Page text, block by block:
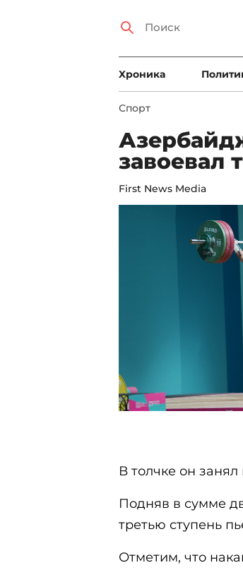
Xроника
Спорт
завоевал
First News Media
В толчке он занял
Подняв в сумме
третью ступень
Отметим, что